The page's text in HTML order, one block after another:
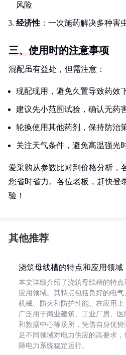
风险
经济性 ：一次施药解决多种害
三、使用时的注意事项
混配虽有益处，但需注意：
现配现用，避免久置导致药效
建议先小范围试验，确认无药
轮换使用其他药剂，保持防治
关注天气条件，避免高温强光
爱采购从参数比对到价格分析，
您省时省力。各位老板，赶快登
验！
其他推荐
浇筑母线槽的特点和应用领域
本文详细介绍了浇筑母线槽的特点
应用领域。其特点包括良好的电气
机械、防火和防护性能。在应用上
广泛用于商业建筑、工业厂房、医
和数据中心等场所，凭借自身优势
足不同领域对电力供应的高要求，
障电力系统稳定运行。